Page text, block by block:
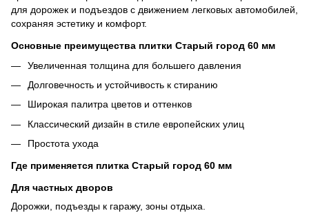
для дорожек и подъездов с движением легковых автомобилей,
сохраняя эстетику и комфорт.
Основные преимущества плитки Старый город 60 мм
Увеличенная толщина для большего давления
Долговечность и устойчивость к стиранию
Широкая палитра цветов и оттенков
Классический дизайн в стиле европейских улиц
Простота ухода
Где применяется плитка Старый город 60 мм
Для частных дворов
Дорожки, подъезды к гаражу, зоны отдыха.